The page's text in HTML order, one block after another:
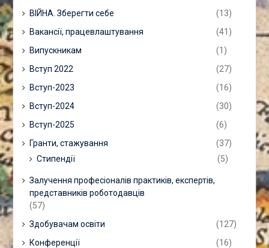
ВІЙНА. Зберегти себе
(13)
Вакансії, працевлаштування
(41)
Випускникам
(1)
Вступ 2022
(27)
Вступ-2023
(16)
Вступ-2024
(30)
Вступ-2025
(6)
Гранти, стажування
(37)
Стипендії
(5)
Залучення професіоналів практиків, експертів,
представників роботодавців
(57)
Здобувачам освіти
(127)
Конференції
(16)